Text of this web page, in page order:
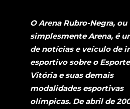
O Arena Rubro-Negra, ou
simplesmente Arena, é
de notícias e veículo de
esportivo sobre o
Vitória e suas demais
modalidades esportivas
olímpicas. De abril de